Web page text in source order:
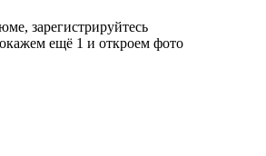
зарегистрируйтесь
ещё 1 и откроем фото